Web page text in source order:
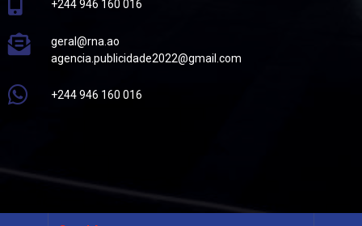
+244 946 160 016
geral@rna.ao
agencia.publicidade2022@gmail.com
+244 946 160 016